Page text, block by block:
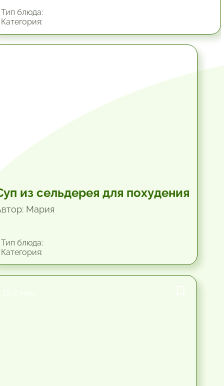
блюда:
из сельдерея для похудения
Мария
блюда: